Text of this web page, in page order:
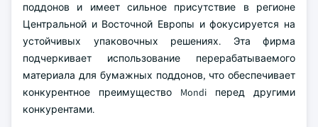
поддонов и имеет сильное присутствие в регионе
Центральной и Восточной Европы и фокусируется на
устойчивых упаковочных решениях. Эта фирма
подчеркивает использование перерабатываемого
материала для бумажных поддонов, что обеспечивает
конкурентное преимущество Mondi перед другими
конкурентами.